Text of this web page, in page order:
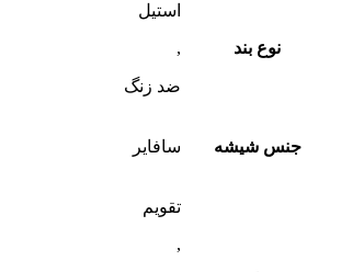
نوع بند
استیل
,
ضد زنگ
جنس شیشه سافایر
تقویم
,